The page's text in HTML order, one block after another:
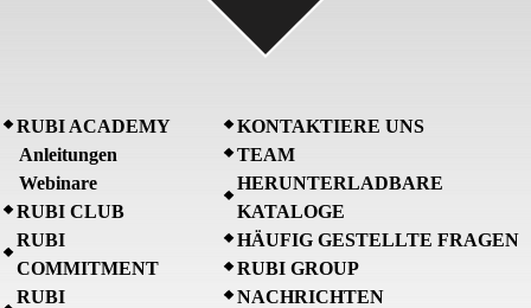
RUBI ACADEMY
Anleitungen
Webinare
RUBI CLUB
RUBI
COMMITMENT
RUBI
KONTAKTIERE UNS
TEAM
HERUNTERLADBARE
KATALOGE
HÄUFIG GESTELLTE FRAGEN
RUBI GROUP
NACHRICHTEN